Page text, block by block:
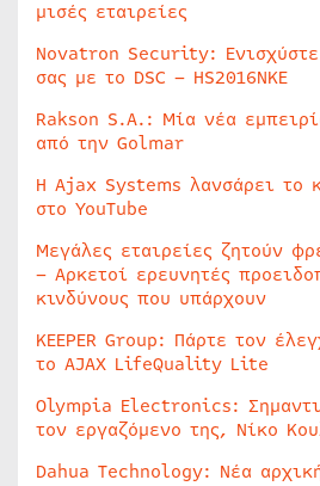
μισές εταιρείες
Novatron Security:
σας με το DSC – HS2016NKE
Rakson S.A.: Μία νέα
από την Golmar
Η Ajax Systems λανσάρει το
στο YouTube
Μεγάλες εταιρείες ζητούν
– Αρκετοί ερευνητές
κινδύνους που υπάρχουν
KEEPER Group: Πάρτε τον
το AJAX LifeQuality Lite
Olympia Electronics:
τον εργαζόμενο της, Νίκο
Dahua Technology: Νέα